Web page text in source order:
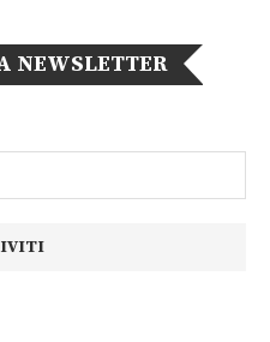
NEWSLETTER